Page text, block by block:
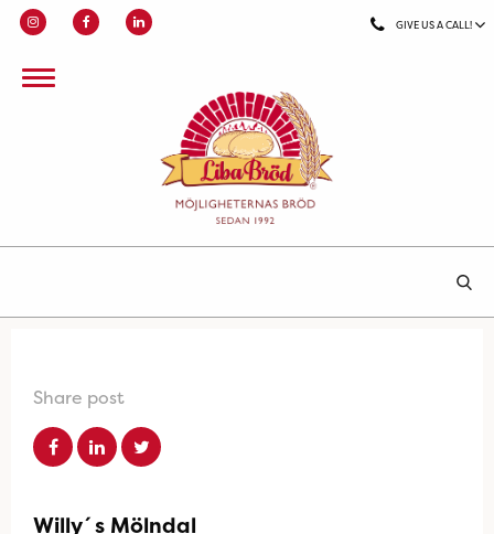
GIVE US A CALL!
Share post
Willy´s Mölndal